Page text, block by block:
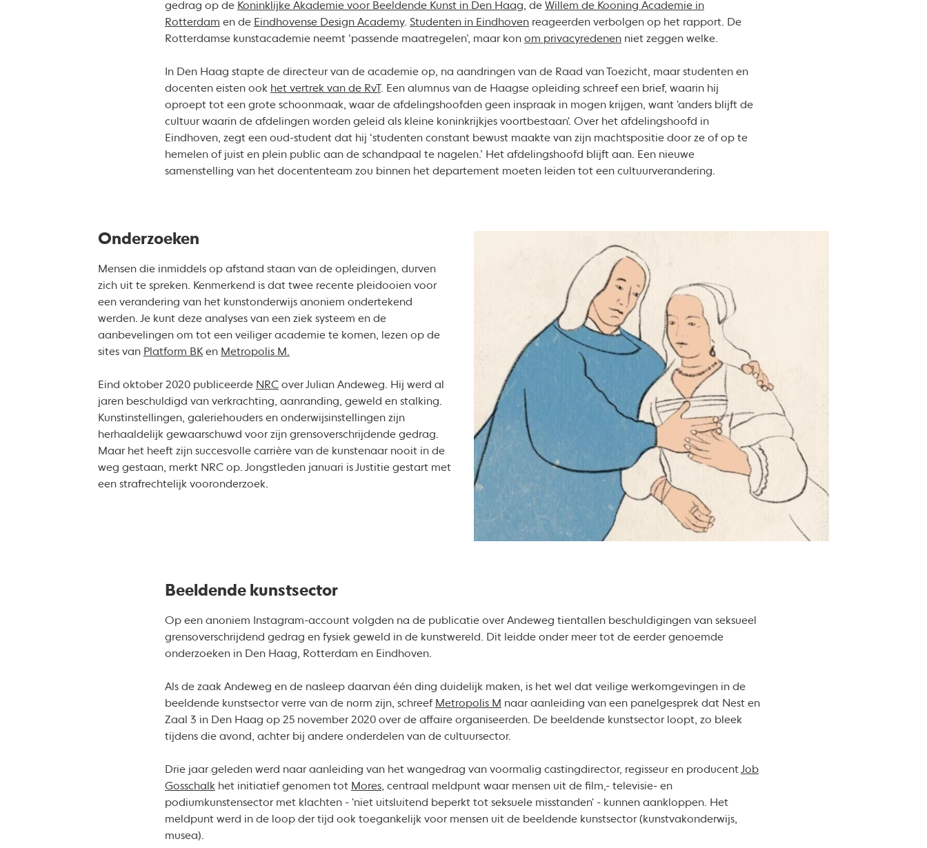
gedrag op de Koninklijke Akademie voor Beeldende Kunst in Den Haag, de Willem de Kooning Academie in
Rotterdam en de Eindhovense Design Academy. Studenten in Eindhoven reageerden verbolgen op het rapport. De
Rotterdamse kunstacademie neemt ‘passende maatregelen’, maar kon om privacyredenen niet zeggen welke.
In Den Haag stapte de directeur van de academie op, na aandringen van de Raad van Toezicht, maar studenten en
docenten eisten ook het vertrek van de RvT . Een alumnus van de Haagse opleiding schreef een brief, waarin hij
oproept tot een grote schoonmaak, waar de afdelingshoofden geen inspraak in mogen krijgen, want 'anders blijft de
cultuur waarin de afdelingen worden geleid als kleine koninkrijkjes voortbestaan'. Over het afdelingshoofd in
Eindhoven, zegt een oud-student dat hij ‘studenten constant bewust maakte van zijn machtspositie door ze of op te
hemelen of juist en plein public aan de schandpaal te nagelen.’ Het afdelingshoofd blijft aan. Een nieuwe
samenstelling van het docententeam zou binnen het departement moeten leiden tot een cultuurverandering.
Onderzoeken
Mensen die inmiddels op afstand staan van de opleidingen, durven
zich uit te spreken. Kenmerkend is dat twee recente pleidooien voor
een verandering van het kunstonderwijs anoniem ondertekend
werden. Je kunt deze analyses van een ziek systeem en de
aanbevelingen om tot een veiliger academie te komen, lezen op de
sites van Platform BKen Metropolis M.
Eind oktober 2020 publiceerde NRCover Julian Andeweg. Hij werd al
jaren beschuldigd van verkrachting, aanranding, geweld en stalking.
Kunstinstellingen, galeriehouders en onderwijsinstellingen zijn
herhaaldelijk gewaarschuwd voor zijn grensoverschrijdende gedrag.
Maar het heeft zijn succesvolle carrière van de kunstenaar nooit in de
weg gestaan, merkt NRC op. Jongstleden januari is Justitie gestart met
een strafrechtelijk vooronderzoek.
Beeldende kunstsector
Op een anoniem Instagram-account volgden na de publicatie over Andeweg tientallen beschuldigingen van seksueel
grensoverschrijdend gedrag en fysiek geweld in de kunstwereld. Dit leidde onder meer tot de eerder genoemde
onderzoeken in Den Haag, Rotterdam en Eindhoven.
Als de zaak Andeweg en de nasleep daarvan één ding duidelijk maken, is het wel dat veilige werkomgevingen in de
beeldende kunstsector verre van de norm zijn, schreef Metropolis M naar aanleiding van een panelgesprek dat Nest en
Zaal 3 in Den Haag op 25 november 2020 over de affaire organiseerden. De beeldende kunstsector loopt, zo bleek
tijdens die avond, achter bij andere onderdelen van de cultuursector.
Drie jaar geleden werd naar aanleiding van het wangedrag van voormalig castingdirector, regisseur en producentJob
Gosschalk het initiatief genomen tot Mores, centraal meldpunt waar mensen uit de film,- televisie- en
podiumkunstensector met klachten - 'niet uitsluitend beperkt tot seksuele misstanden' - kunnen aankloppen. Het
meldpunt werd in de loop der tijd ook toegankelijk voor mensen uit de beeldende kunstsector (kunstvakonderwijs,
musea).